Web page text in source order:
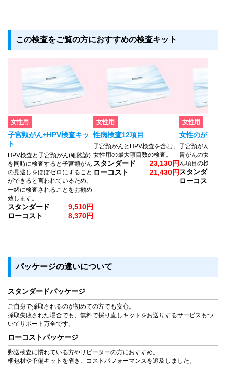
この検査をご覧の方におすすめの検査キット
女性用
子宮頸がん+HPV検査キッ
ト
HPV検査と子宮頸がん(細胞診)
を同時に検査すると子宮頸がん
の見逃しをほぼゼロにすること
ができると言われているため、
一緒に検査されることをお勧め
致します。
スタンダード
9,510円
ローコスト
8,370円
女性用
性病検査12項目
子宮頸がんとHPV検査を含む、
女性用の最大項目数の検査。
スタンダード
23,130円
ローコスト
21,430円
女性用
女性のがん検
子宮頸がん・
胃がんの女性の
ん項目の検査。
スタンダード
ローコスト
パッケージの違いについて
スタンダードパッケージ
ご自身で採取されるのが初めての方でも安心。
採取失敗された場合でも、無料で採り直しキットをお送りするサービスもつ
いてサポート万全です。
ローコストパッケージ
郵送検査に慣れている方やリピーターの方におすすめ。
梱包材や予備キットを省き、コストパフォーマンスを追及しました。